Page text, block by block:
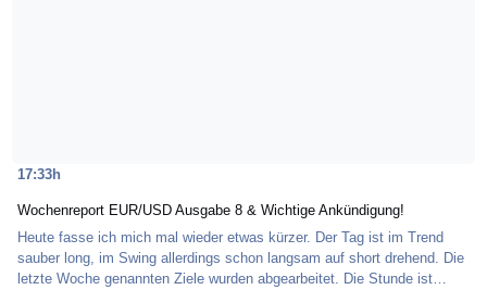
17:33h
Wochenreport EUR/USD Ausgabe 8 & Wichtige Ankündigung!
Heute fasse ich mich mal wieder etwas kürzer. Der Tag ist im Trend
sauber long, im Swing allerdings schon langsam auf short drehend. Die
letzte Woche genannten Ziele wurden abgearbeitet. Die Stunde ist